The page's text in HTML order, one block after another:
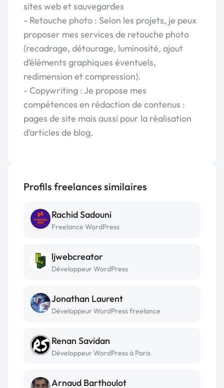
sites web et sauvegardes
- Retouche photo : Selon les projets, je peux
proposer mes services de retouche photo
(recadrage, détourage, luminosité, ajout
d’éléments graphiques éventuels,
redimension et compression).
- Copywriting : Je propose mes
compétences en rédaction de contenus :
pages de site mais aussi pour la réalisation
d’articles de blog.
Profils freelances similaires
Rachid Sadouni
Freelance WordPress
ljwebcreator
Développeur WordPress
Jonathan Laurent
Développeur WordPress freelance
Renan Savidan
Développeur WordPress à Paris
Arnaud Barthoulot